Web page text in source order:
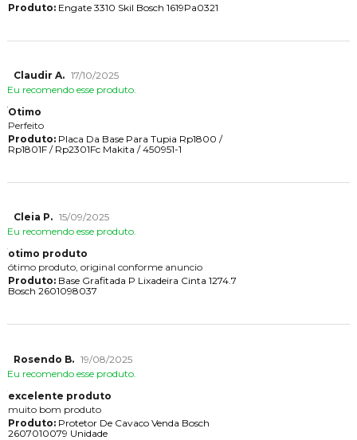
Produto:Engate 3310 Skil Bosch 1619Pa0321
Claudir A. 17/10/2025
Eu recomendo esse produto.
Otimo
Perfeito
Produto:Placa Da Base Para Tupia Rp1800 /
Rp1801F / Rp2301Fc Makita / 450951-1
Cleia P. 15/09/2025
Eu recomendo esse produto.
otimo produto
ótimo produto, original conforme anuncio
Produto:Base Grafitada P Lixadeira Cinta 1274.7
Bosch 2601098037
Rosendo B. 19/08/2025
Eu recomendo esse produto.
excelente produto
muito bom produto
Produto:Protetor De Cavaco Venda Bosch
2607010079 Unidade